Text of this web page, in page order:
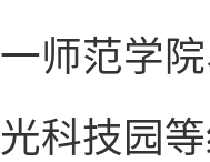
一师范学
光科技园